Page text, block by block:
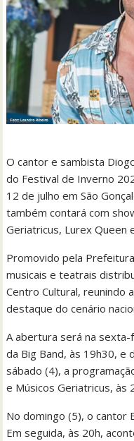
O cantor e sambista
do Festival de Inverno
12 de julho em São
também contará com
Geriatricus, Lurex Queen
Promovido pela
musicais e teatrais
Centro Cultural, reunindo
destaque do cenário
A abertura será na
da Big Band, às 19h30, e
sábado (4), a
e Músicos Geriatricus, às
No domingo (5), o cantor
Em seguida, às 20h,